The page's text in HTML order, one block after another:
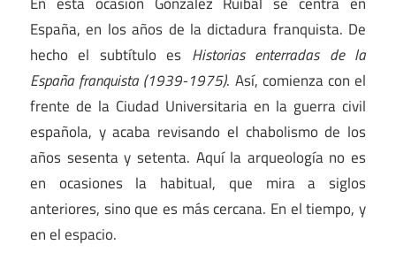
España, en los años de la dictadura franquista. De
hecho el subtítulo es Historias enterradas de la
España franquista (1939-1975). Así, comienza con el
frente de la Ciudad Universitaria en la guerra civil
española, y acaba revisando el chabolismo de los
años sesenta y setenta. Aquí la arqueología no es
en ocasiones la habitual, que mira a siglos
anteriores, sino que es más cercana. En el tiempo, y
en el espacio.